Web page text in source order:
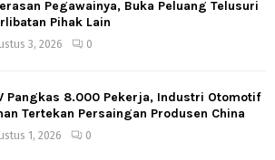
Pegawainya, Buka Peluang Telusuri
Pihak Lain
3, 2026 0
Pangkas 8.000 Pekerja, Industri Otomotif
Tertekan Persaingan Produsen China
1, 2026 0